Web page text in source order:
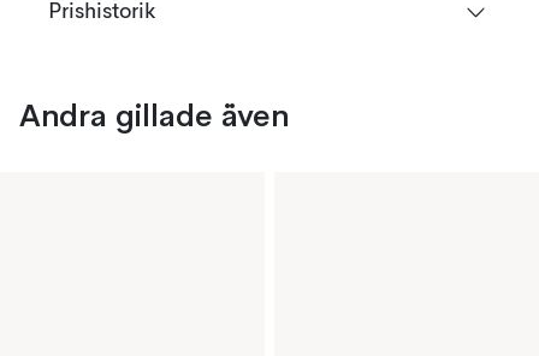
Prishistorik
Andra gillade även